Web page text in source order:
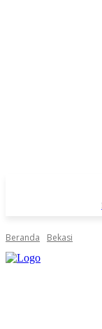
Beranda Bekasi